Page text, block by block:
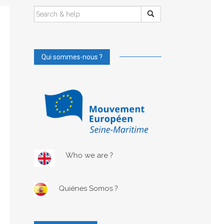
SEARCH
FOR:
Qui sommes-nous ?
Who we are ?
Quiénes Somos ?